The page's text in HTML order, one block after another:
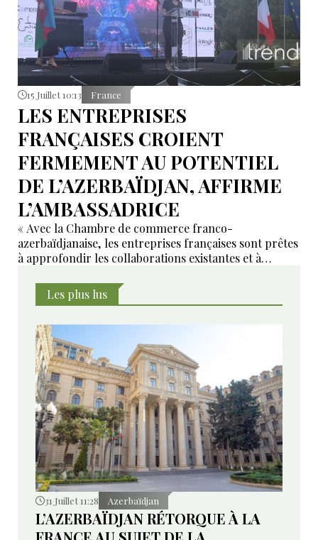
15 Juillet 10:13 France
LES ENTREPRISES
FRANÇAISES CROIENT
FERMEMENT AU POTENTIEL
DE L’AZERBAÏDJAN, AFFIRME
L’AMBASSADRICE
« Avec la Chambre de commerce franco-
azerbaïdjanaise, les entreprises françaises sont prêtes
à approfondir les collaborations existantes et à
Les plus lus
31 Juillet 11:28 Azerbaïdjan
L’AZERBAÏDJAN RÉTORQUE À LA